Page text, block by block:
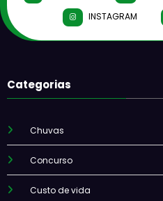
INSTAGRAM
Categorias
Chuvas
Concurso
Custo de vida